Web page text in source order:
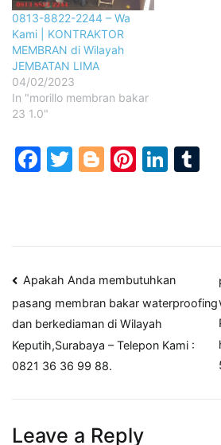
0813-8822-2244 – Wa
Kami | KONTRAKTOR
MEMBRAN di Wilayah
JEMBATAN LIMA
04/02/2023
In "morillo membran bakar
23 1.0"
Facebook
Twitter
Blogger
Post
navigation
Apakah Anda membutuhkan
pasang membran bakar waterproofing
dan berkediaman di Wilayah
Keputih,Surabaya – Telepon Kami :
0821 36 36 99 88.
Leave a Reply